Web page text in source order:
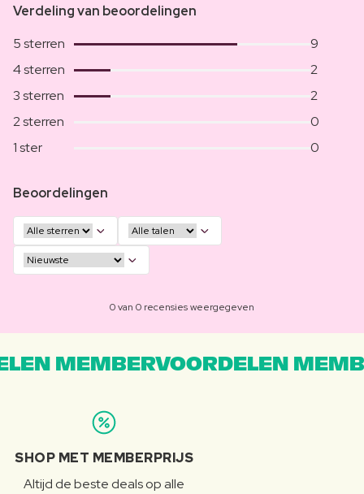
Verdeling van beoordelingen
5 sterren
9
4 sterren
2
3 sterren
2
2 sterren
0
1 ster
0
Beoordelingen
0 van 0 recensies weergegeven
MEMBERVOORDELEN
SHOP MET MEMBERPRIJS
Altijd de beste deals op alle